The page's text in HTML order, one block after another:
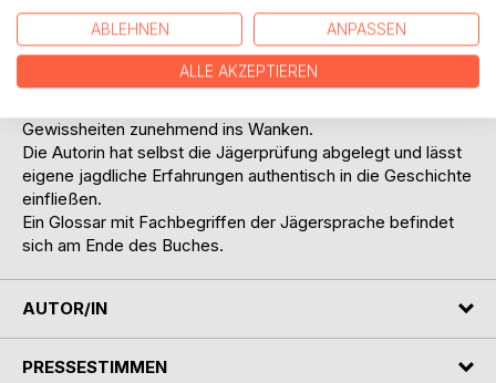
mehr als nur ein Ausflug ins Revier. Zwischen Ansitzen,
Falknerei, gemeinsamen Stunden im Wald und der
besonderen Atmosphäre der Jagd entsteht eine
Verbindung, die beide immer tiefer in ihren Bann zieht.
Gewissheiten zunehmend ins Wanken.
Die Autorin hat selbst die Jägerprüfung abgelegt und lässt
eigene jagdliche Erfahrungen authentisch in die Geschichte
einfließen.
Ein Glossar mit Fachbegriffen der Jägersprache befindet
sich am Ende des Buches.
AUTOR/IN
PRESSESTIMMEN
ABLEHNEN ANPASSEN
ALLE AKZEPTIEREN